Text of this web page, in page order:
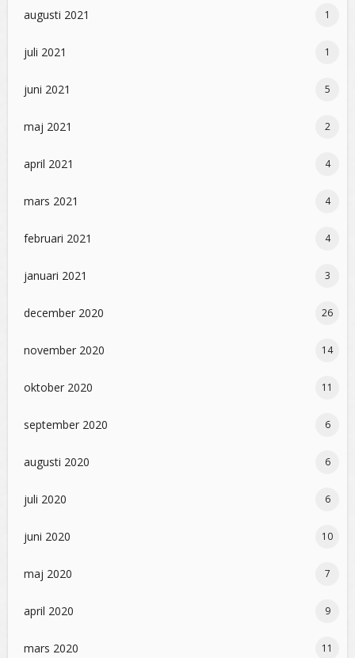
augusti 2021 1
juli 2021 1
juni 2021 5
maj 2021 2
april 2021 4
mars 2021 4
februari 2021 4
januari 2021 3
december 2020 26
november 2020 14
oktober 2020 11
september 2020 6
augusti 2020 6
juli 2020 6
juni 2020 10
maj 2020 7
april 2020 9
mars 2020 11